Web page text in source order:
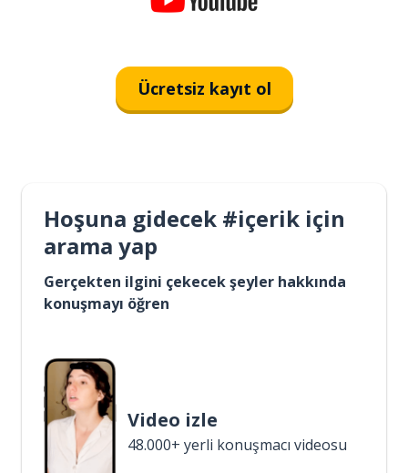
Ücretsiz kayıt ol
Hoşuna gidecek #içerik için
arama yap
Gerçekten ilgini çekecek şeyler hakkında
konuşmayı öğren
Video izle
48.000+ yerli konuşmacı videosu